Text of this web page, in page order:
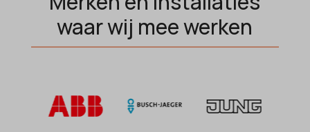
waar wij mee werken